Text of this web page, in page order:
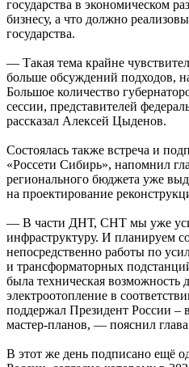
государства в экономическом
бизнесу, а что должно
государства.
— Такая тема крайне
больше обсуждений подходов,
Большое количество
сессии, представителей
рассказал Алексей Цыденов.
Состоялась также встреча и
«Россети Сибирь», напомнил
регионального бюджета уже
на проектирование
— В части ДНТ, СНТ мы уже
инфраструктуру. И планируем
непосредственно работы по
и трансформаторных
была техническая возможность
электроотопление в
поддержал Президент России –
мастер-планов, — пояснил
В этот же день подписано ещё